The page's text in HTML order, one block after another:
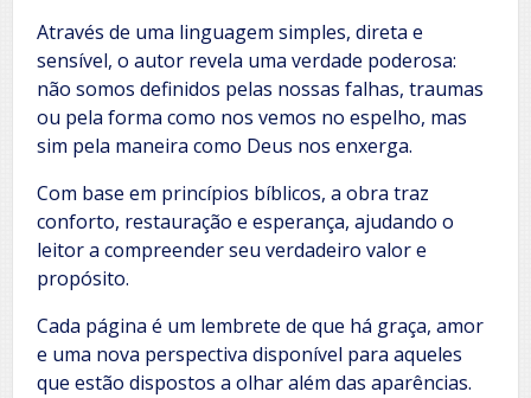
Através de uma linguagem simples, direta e
sensível, o autor revela uma verdade poderosa:
não somos definidos pelas nossas falhas, traumas
ou pela forma como nos vemos no espelho, mas
sim pela maneira como Deus nos enxerga.
Com base em princípios bíblicos, a obra traz
conforto, restauração e esperança, ajudando o
leitor a compreender seu verdadeiro valor e
propósito.
Cada página é um lembrete de que há graça, amor
e uma nova perspectiva disponível para aqueles
que estão dispostos a olhar além das aparências.